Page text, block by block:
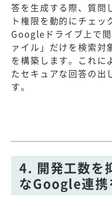
答を生成する際、質問
ト権限を動的にチェッ
Googleドライブ上で
ァイル」だけを検索対
を構築します。これに
たセキュアな回答の出
す。
4. 開発工数を
なGoogle連携